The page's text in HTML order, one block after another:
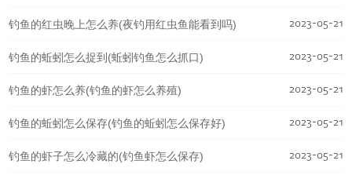
2023-05-21
钓鱼的红虫晚上怎么养(夜钓用红虫鱼能看到吗)
2023-05-21
钓鱼的蚯蚓怎么捉到(蚯蚓钓鱼怎么抓口)
2023-05-21
钓鱼的虾怎么养(钓鱼的虾怎么养殖)
2023-05-21
钓鱼的蚯蚓怎么保存(钓鱼的蚯蚓怎么保存好)
2023-05-21
钓鱼的虾子怎么冷藏的(钓鱼虾怎么保存)